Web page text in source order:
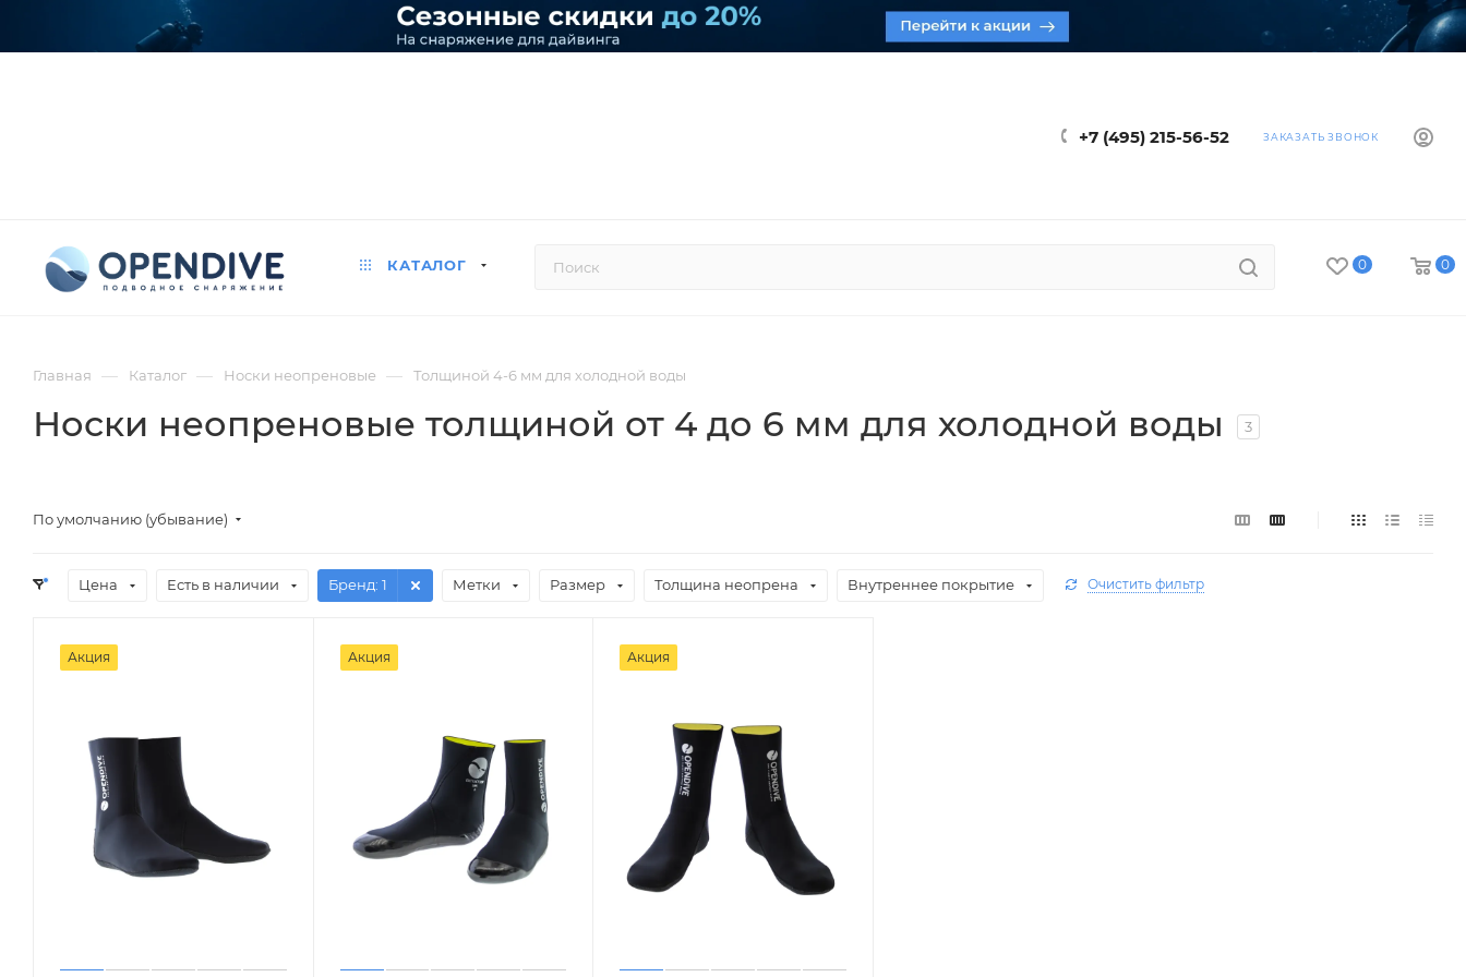
+7 (495) 215-56-52 ЗАКАЗАТЬ ЗВОНОК
КАТАЛОГ 0 0
Главная — Каталог — Носки неопреновые — Толщиной 4-6 мм для холодной воды
Носки неопреновые толщиной от 4 до 6 мм для холодной воды 3
По умолчанию (убывание)
Цена Есть в наличии Бренд: 1 Метки Размер Толщина неопрена Внутреннее покрытие Очистить фильтр
Акция Акция Акция